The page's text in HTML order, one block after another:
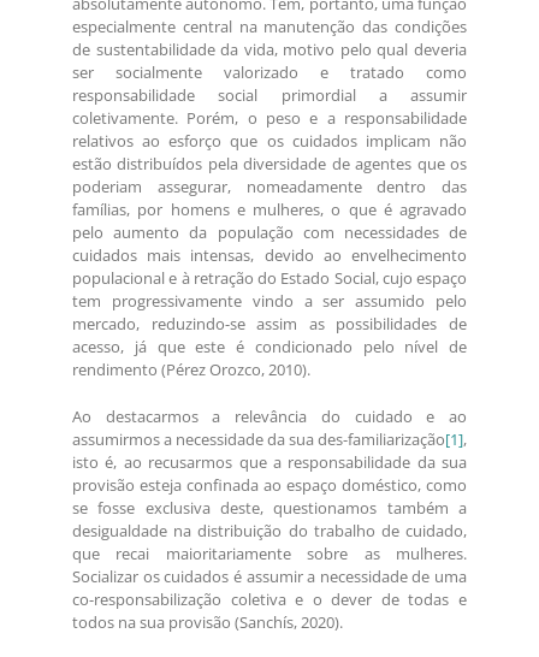
especialmente central na manutenção das condições
de sustentabilidade da vida, motivo pelo qual deveria
ser socialmente valorizado e tratado como
responsabilidade social primordial a assumir
coletivamente. Porém, o peso e a responsabilidade
relativos ao esforço que os cuidados implicam não
estão distribuídos pela diversidade de agentes que os
poderiam assegurar, nomeadamente dentro das
famílias, por homens e mulheres, o que é agravado
pelo aumento da população com necessidades de
cuidados mais intensas, devido ao envelhecimento
populacional e à retração do Estado Social, cujo espaço
tem progressivamente vindo a ser assumido pelo
mercado, reduzindo-se assim as possibilidades de
acesso, já que este é condicionado pelo nível de
rendimento (Pérez Orozco, 2010).
Ao destacarmos a relevância do cuidado e ao
assumirmos a necessidade da sua des-familiarização[1],
isto é, ao recusarmos que a responsabilidade da sua
provisão esteja confinada ao espaço doméstico, como
se fosse exclusiva deste, questionamos também a
desigualdade na distribuição do trabalho de cuidado,
que recai maioritariamente sobre as mulheres.
Socializar os cuidados é assumir a necessidade de uma
co-responsabilização coletiva e o dever de todas e
todos na sua provisão (Sanchís, 2020).